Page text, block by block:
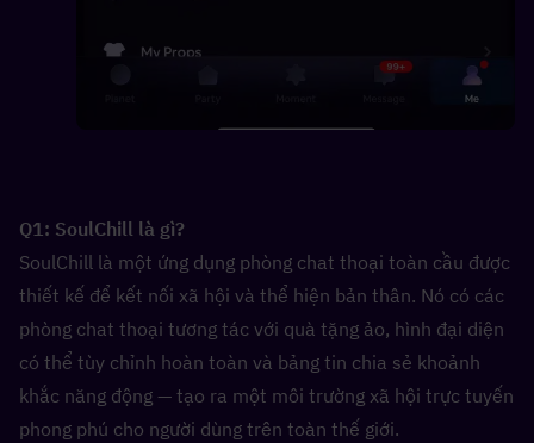
Q1: SoulChill là gì?
SoulChill là một ứng dụng phòng chat thoại toàn cầu được
thiết kế để kết nối xã hội và thể hiện bản thân. Nó có các
phòng chat thoại tương tác với quà tặng ảo, hình đại diện
có thể tùy chỉnh hoàn toàn và bảng tin chia sẻ khoảnh
khắc năng động — tạo ra một môi trường xã hội trực tuyến
phong phú cho người dùng trên toàn thế giới.